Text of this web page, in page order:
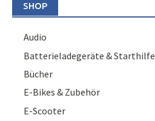
SHOP
Audio
Batterieladegeräte & Starthilfe
Bücher
E-Bikes & Zubehör
E-Scooter